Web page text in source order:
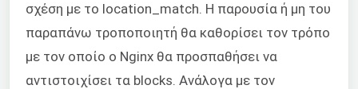
σχέση με το location_match. Η παρουσία ή μη του
παραπάνω τροποποιητή θα καθορίσει τον τρόπο
με τον οποίο ο Nginx θα προσπαθήσει να
αντιστοιχίσει τα blocks. Ανάλογα με τον